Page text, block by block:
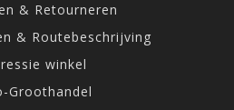
& Retourneren
& Routebeschrijving
winkel
Groothandel